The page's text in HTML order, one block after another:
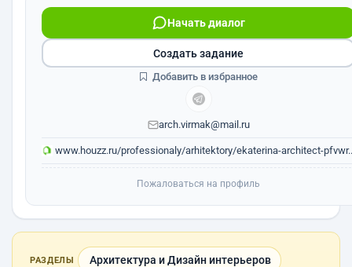
Начать диалог
arch.virmak@mail.ru
www.houzz.ru/professionaly/arhitektory/ekaterina-architect-
Создать задание
Добавить в избранное
Пожаловаться на профиль
РАЗДЕЛЫ Архитектура и Дизайн интерьеров